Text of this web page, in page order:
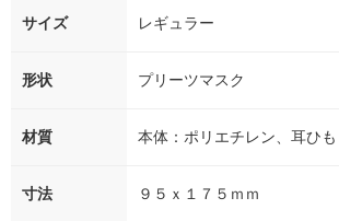
サイズ レギュラー
形状 プリーツマスク
材質 本体：ポリエチレン、耳ひ
寸法 ９５ｘ１７５ｍｍ